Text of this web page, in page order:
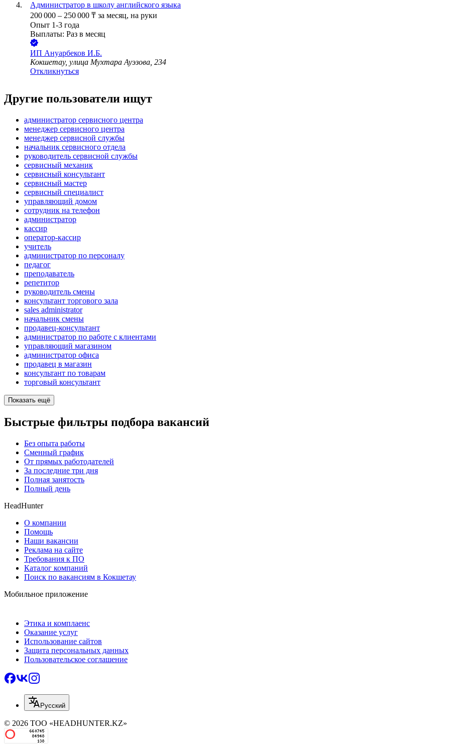
Администратор в школу английского языка
200 000 – 250 000 ₸ за месяц, на руки
Опыт 1-3 года
Выплаты: Раз в месяц
ИП Ануарбеков И.Б.
Кокшетау, улица Мухтара Ауэзова, 234
Откликнуться
Другие пользователи ищут
администратор сервисного центра
менеджер сервисного центра
менеджер сервисной службы
начальник сервисного отдела
руководитель сервисной службы
сервисный механик
сервисный консультант
сервисный мастер
сервисный специалист
управляющий домом
сотрудник на телефон
администратор
кассир
оператор-кассир
учитель
администратор по персоналу
педагог
преподаватель
репетитор
руководитель смены
консультант торгового зала
sales administrator
начальник смены
продавец-консультант
администратор по работе с клиентами
управляющий магазином
администратор офиса
продавец в магазин
консультант по товарам
торговый консультант
Показать ещё
Быстрые фильтры подбора вакансий
Без опыта работы
Сменный график
От прямых работодателей
За последние три дня
Полная занятость
Полный день
HeadHunter
О компании
Помощь
Наши вакансии
Реклама на сайте
Требования к ПО
Каталог компаний
Поиск по вакансиям в Кокшетау
Мобильное приложение
Этика и комплаенс
Оказание услуг
Использование сайтов
Защита персональных данных
Пользовательское соглашение
Русский
© 2026 ТОО «HEADHUNTER.KZ»